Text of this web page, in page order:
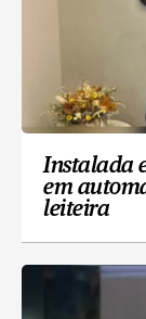
Instalada
em
leiteira